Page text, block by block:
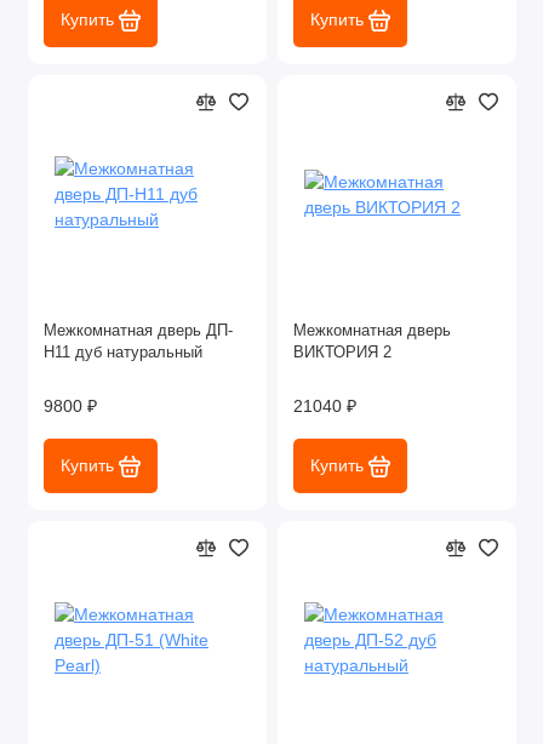
Купить Купить
Межкомнатная дверь ДП-
Н11 дуб натуральный
9800 ₽
Купить
Межкомнатная дверь
ВИКТОРИЯ 2
21040 ₽
Купить